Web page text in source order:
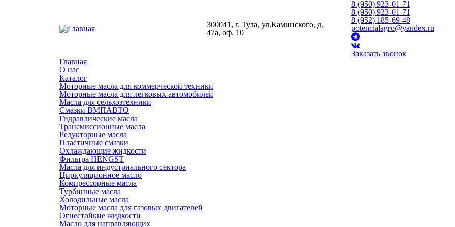
300041, г. Тула, ул.Каминского, д.
47а, оф. 10
8 (950) 923-01-71
8 (950) 923-01-71
8 (952) 185-69-48
potencialagro@yandex.ru
Заказать звонок
Главная
О нас
Каталог
Моторные масла для коммерческой техники
Моторные масла для легковых автомобилей
Масла для сельхозтехники
Смазки ВМПАВТО
Гидравлические масла
Трансмиссионные масла
Редукторные масла
Пластичные смазки
Охлаждающие жидкости
Фильтра HENGST
Масла для индустриального сектора
Циркуляционное масло
Компрессорные масла
Турбинные масла
Холодильные масла
Моторные масла для газовых двигателей
Огнестойкие жидкости
Масло для направляющих